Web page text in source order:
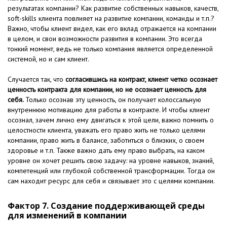
результатах компании? Как развитие собственных навыков, качеств,
soft-skills клиента повлияет на развитие компании, команды и т.п.?
Важно, чтобы клиент видел, как его вклад отражается на компании
в целом, и свои возможности развития в компании. Это всегда
тонкий момент, ведь не только компания является определенной
системой, но и сам клиент.
Случается так, что согласившись на контракт, клиент четко осознает
ценность контракта для компании, но не осознает ценность для
себя. Только осознав эту ценность, он получает колоссальную
внутреннюю мотивацию для работы в контракте. И чтобы клиент
осознал, зачем лично ему двигаться к этой цели, важно помнить о
целостности клиента, уважать его право жить не только целями
компании, право жить в балансе, заботиться о близких, о своем
здоровье и т.п. Также важно дать ему право выбрать, на каком
уровне он хочет решить свою задачу: на уровне навыков, знаний,
компетенций или глубокой собственной трансформации. Тогда он
сам находит ресурс для себя и связывает это с целями компании.
Фактор 7. Создание поддерживающей среды
для изменений в компании